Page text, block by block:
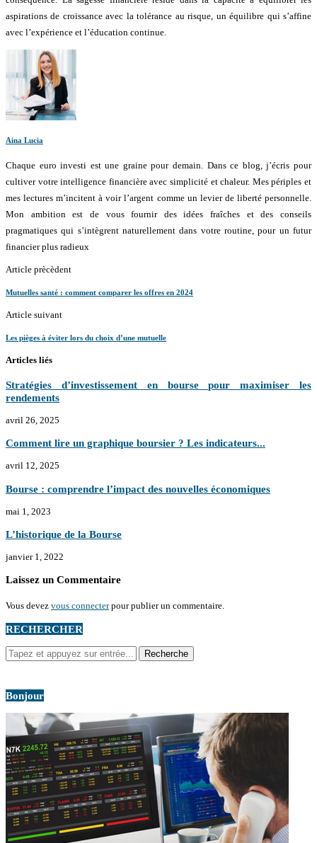
aspirations de croissance avec la tolérance au risque, un équilibre qui s’affine
avec l’expérience et l’éducation continue.
Aina Lucia
Chaque euro investi est une graine pour demain. Dans ce blog, j’écris pour
cultiver votre intelligence financière avec simplicité et chaleur. Mes périples et
mes lectures m’incitent à voir l’argent comme un levier de liberté personnelle.
Mon ambition est de vous fournir des idées fraîches et des conseils
pragmatiques qui s’intègrent naturellement dans votre routine, pour un futur
financier plus radieux
Article prècèdent
Mutuelles santé : comment comparer les offres en 2024
Article suivant
Les pièges à éviter lors du choix d’une mutuelle
Articles liés
Stratégies d’investissement en bourse pour maximiser les
rendements
avril 26, 2025
Comment lire un graphique boursier ? Les indicateurs...
avril 12, 2025
Bourse : comprendre l’impact des nouvelles économiques
mai 1, 2023
L’historique de la Bourse
janvier 1, 2022
Laissez un Commentaire
Vous devez vous connecterpour publier un commentaire.
RECHERCHER
Bonjour